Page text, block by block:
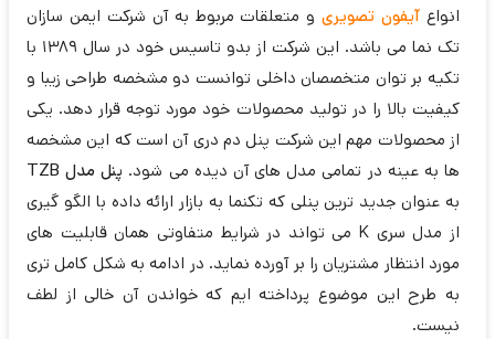
انواع آیفون تصویریو متعلقات مربوط به آن شرکت ایمن سازان
تک نما می باشد. این شرکت از بدو تاسیس خود در سال 1389 با
تکیه بر توان متخصصان داخلی توانست دو مشخصه طراحی زیبا و
کیفیت بالا را در تولید محصولات خود مورد توجه قرار دهد. یکی
از محصولات مهم این شرکت پنل دم دری آن است که این مشخصه
ها به عینه در تمامی مدل های آن دیده می شود. پنل مدل TZB
به عنوان جدید ترین پنلی که تکنما به بازار ارائه داده با الگو گیری
از مدل سری K می تواند در شرایط متفاوتی همان قابلیت های
مورد انتظار مشتریان را بر آورده نماید. در ادامه به شکل کامل تری
به طرح این موضوع پرداخته ایم که خواندن آن خالی از لطف
نیست.